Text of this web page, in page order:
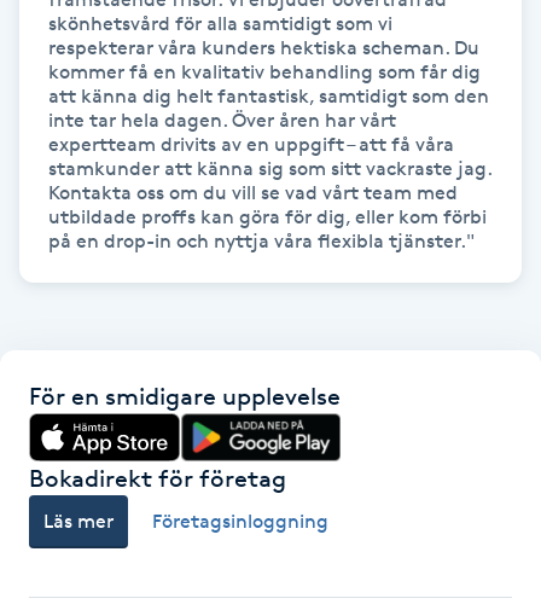
Kärlbehandling
Laserbehandling
Lashlift Keratin
LPG
LPG-behandling
skönhetsvård för alla samtidigt som vi
respekterar våra kunders hektiska scheman. Du
kommer få en kvalitativ behandling som får dig
att känna dig helt fantastisk, samtidigt som den
inte tar hela dagen. Över åren har vårt
expertteam drivits av en uppgift – att få våra
stamkunder att känna sig som sitt vackraste jag.
Kontakta oss om du vill se vad vårt team med
utbildade proffs kan göra för dig, eller kom förbi
på en drop-in och nyttja våra flexibla tjänster."
För en smidigare upplevelse
Bokadirekt för företag
Läs mer Företagsinloggning